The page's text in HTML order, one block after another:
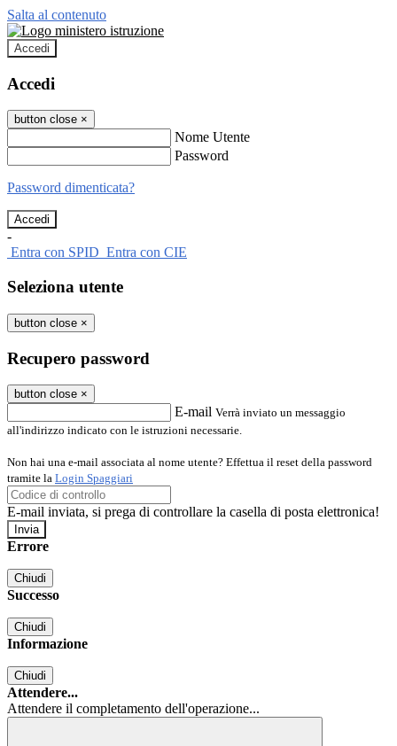
Salta al contenuto
Accedi
Accedi
button close ×
Nome Utente
Password
Password dimenticata?
-
Entra con SPID Entra con CIE
Seleziona utente
button close ×
Recupero password
button close ×
E-mail Verrà inviato un messaggio
all'indirizzo indicato con le istruzioni necessarie.
Non hai una e-mail associata al nome utente? Effettua il reset della password
tramite la Login Spaggiari
E-mail inviata, si prega di controllare la casella di posta elettronica!
Errore
Chiudi
Successo
Chiudi
Informazione
Chiudi
Attendere...
Attendere il completamento dell'operazione...